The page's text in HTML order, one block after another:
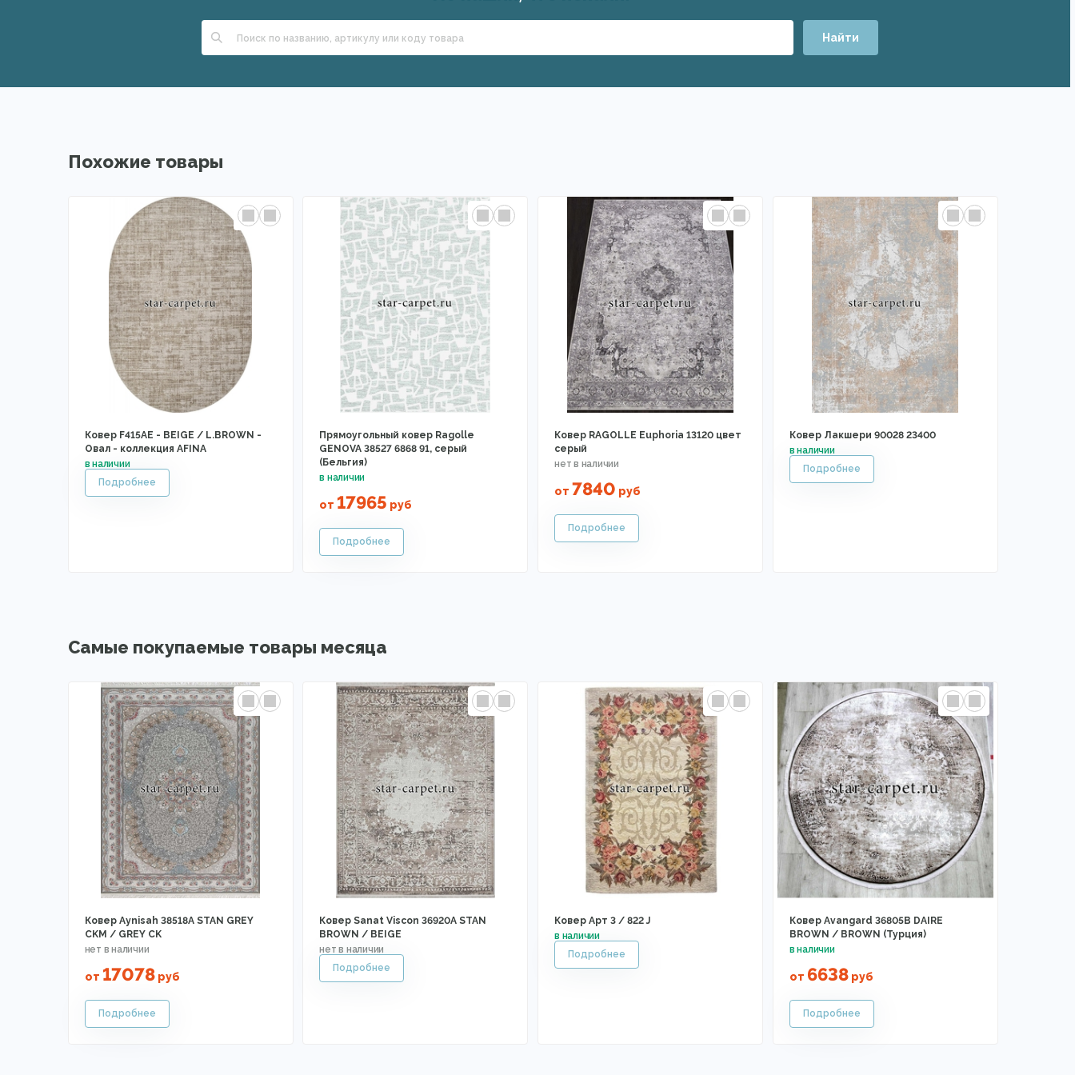
Найти
Похожие товары
Ковер F415AE - BEIGE / L.BROWN -
Овал - коллекция AFINA
Прямоугольный ковер Ragolle
GENOVA 38527 6868 91, серый
(Бельгия)
от 17965 руб
Ковер RAGOLLE Euphoria 13120 цвет
серый
от 7840 руб
Ковер Лакшери 90028 23400
Самые покупаемые товары месяца
Ковер Aynisah 38518A STAN GREY
CKM / GREY CK
от 17078руб
Ковер Sanat Viscon 36920A STAN
BROWN / BEIGE
Ковер Арт 3 / 822 J
Ковер Avangard 36805B DAIRE
BROWN / BROWN (Турция)
от 6638руб